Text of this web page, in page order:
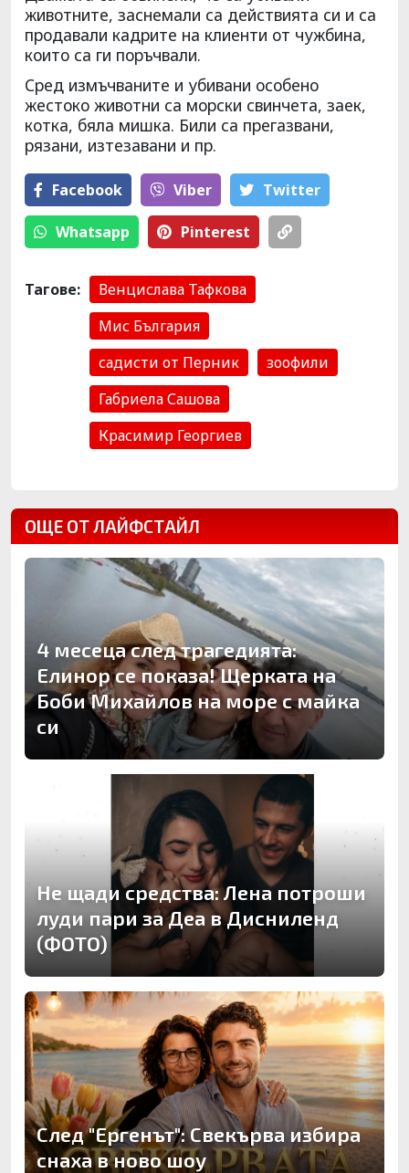
животните, заснемали са действията си и са
продавали кадрите на клиенти от чужбина,
които са ги поръчвали.
Сред измъчваните и убивани особено
жестоко животни са морски свинчета, заек,
котка, бяла мишка. Били са прегазвани,
рязани, изтезавани и пр.
Facebook Viber Тwitter
Whatsapp Pinterest
Тагове:
Венцислава Тафкова
Мис България
садисти от Перник
зоофили
Габриела Сашова
Красимир Георгиев
ОЩЕ ОТ ЛАЙФСТАЙЛ
4 месеца след трагедията:
Елинор се показа! Щерката на
Боби Михайлов на море с майка
си
Не щади средства: Лена потроши
луди пари за Деа в Дисниленд
(ФОТО)
След "Ергенът": Свекърва избира
снаха в ново шоу